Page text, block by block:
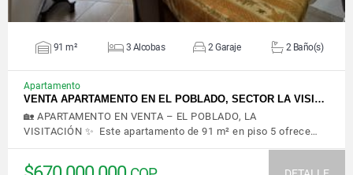
91 m² 3 Alcobas 2 Garaje 2 Baño(s)
Apartamento
VENTA APARTAMENTO EN EL POBLADO, SECTOR LA VISI…
🏡 APARTAMENTO EN VENTA – EL POBLADO, LA
VISITACIÓN ✨ Este apartamento de 91 m² en piso 5 ofrece…